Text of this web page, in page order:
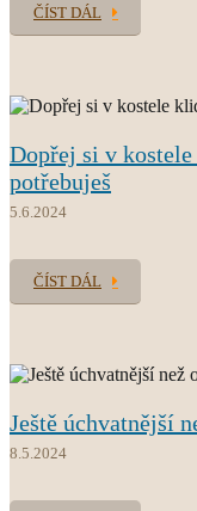
ČÍST DÁL
Dopřej si v
potřebuješ
5.6.2024
ČÍST DÁL
Ještě úchvatnější
8.5.2024